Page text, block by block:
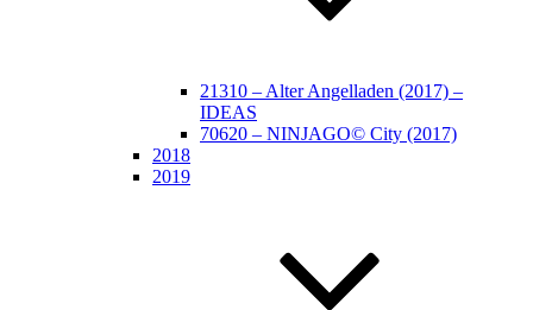
21310 – Alter Angelladen (2017) –
IDEAS
70620 – NINJAGO© City (2017)
2018
2019